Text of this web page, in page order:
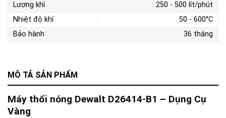
MÔ TẢ SẢN PHẨM
Máy thổi nóng Dewalt D26414-B1 – Dụng Cụ
Vàng
Lượng khí
250 - 500 lít/phút
Nhiệt độ khí
50 - 600°C
Bảo hành
36 tháng